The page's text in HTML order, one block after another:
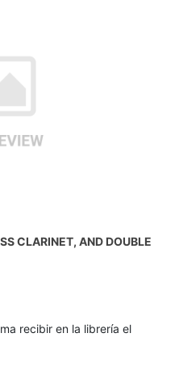
CLARINET, AND DOUBLE
recibir en la librería el